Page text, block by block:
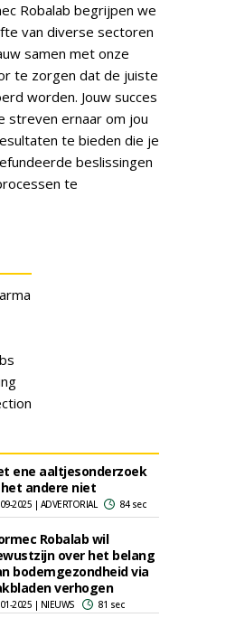
Robalab begrijpen we
van diverse sectoren
samen met onze
te zorgen dat de juiste
worden. Jouw succes
streven ernaar om jou
te bieden die je
beslissingen
te
ene aaltjesonderzoek
andere niet
2025 | ADVERTORIAL 84 sec
Robalab wil
over het belang
bodemgezondheid via
verhogen
2025 | NIEUWS 81 sec